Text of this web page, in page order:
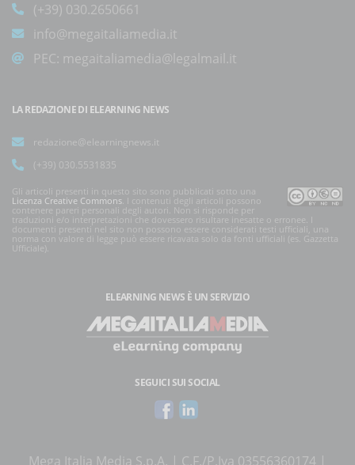
(+39) 030.2650661
info@megaitaliamedia.it
PEC: megaitaliamedia@legalmail.it
LA REDAZIONE DI ELEARNING NEWS
redazione@elearningnews.it
(+39) 030.5531835
Gli articoli presenti in questo sito sono pubblicati sotto una
Licenza Creative Commons. I contenuti degli articoli possono
contenere pareri personali degli autori. Non si risponde per
traduzioni e/o interpretazioni che dovessero risultare inesatte o erronee. I
documenti presenti nel sito non possono essere considerati testi ufficiali, una
norma con valore di legge può essere ricavata solo da fonti ufficiali (es. Gazzetta
Ufficiale).
ELEARNING NEWS È UN SERVIZIO
SEGUICI SUI SOCIAL
Mega Italia Media S.p.A. | C.F./P.Iva 03556360174 |